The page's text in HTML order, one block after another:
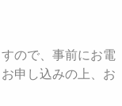
ので、事前にお電
お申し込みの上、お